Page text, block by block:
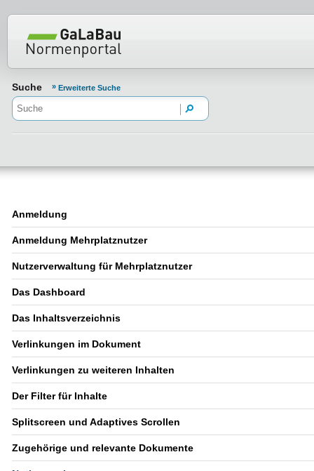
Normenportal Barrierefreiheit
Suche Erweiterte Suche
Anmeldung
Anmeldung Mehrplatznutzer
Nutzerverwaltung für Mehrplatznutzer
Das Dashboard
Das Inhaltsverzeichnis
Verlinkungen im Dokument
Verlinkungen zu weiteren Inhalten
Der Filter für Inhalte
Splitscreen und Adaptives Scrollen
Zugehörige und relevante Dokumente